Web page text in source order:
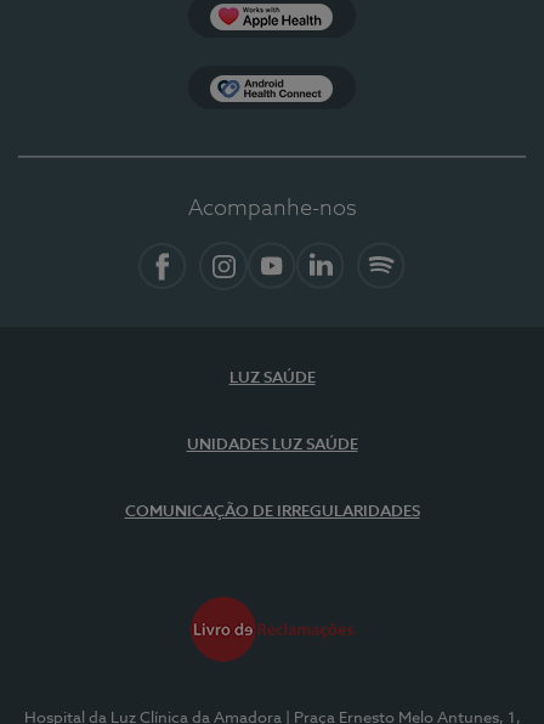
Acompanhe-nos
LUZ SAÚDE
UNIDADES LUZ SAÚDE
COMUNICAÇÃO DE IRREGULARIDADES
Hospital da Luz Clínica da Amadora
| Praça Ernesto Melo Antunes, 1,